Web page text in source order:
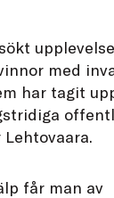
med
har tagit
Lehtovaara.
får man av